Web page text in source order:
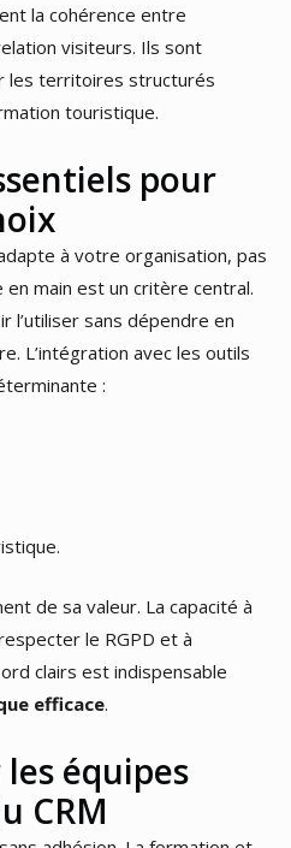
la cohérence entre
visiteurs. Ils sont
les territoires structurés
touristique.
pour
à votre organisation, pas
en main est un critère central.
l’utiliser sans dépendre en
L’intégration avec les outils
:
de sa valeur. La capacité à
le RGPD et à
clairs est indispensable
efficace.
équipes
CRM